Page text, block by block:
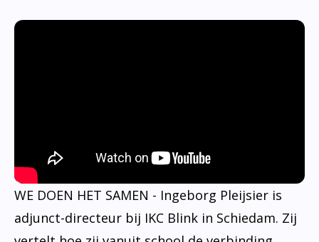
WE DOEN HET SAMEN - Ingeborg Pleijsier is
adjunct-directeur bij IKC Blink in Schiedam. Zij